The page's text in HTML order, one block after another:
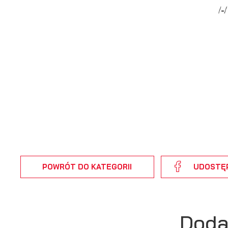
POWRÓT DO KATEGORII